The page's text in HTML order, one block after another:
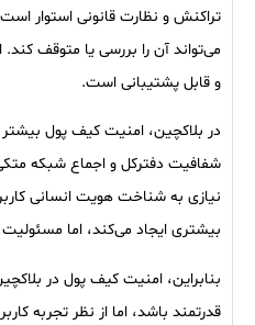
تراکنش و نظارت قانونی استوار
می‌تواند آن را بررسی یا متوقف کند.
و قابل پشتیبانی است.
در بلاکچین، امنیت کیف پول بیشتر
شفافیت دفترکل و اجماع شبکه
نیازی به شناخت هویت انسانی
بیشتری ایجاد می‌کند، اما مسئولیت
بنابراین، امنیت کیف پول در
قدرتمند باشد، اما از نظر تجربه